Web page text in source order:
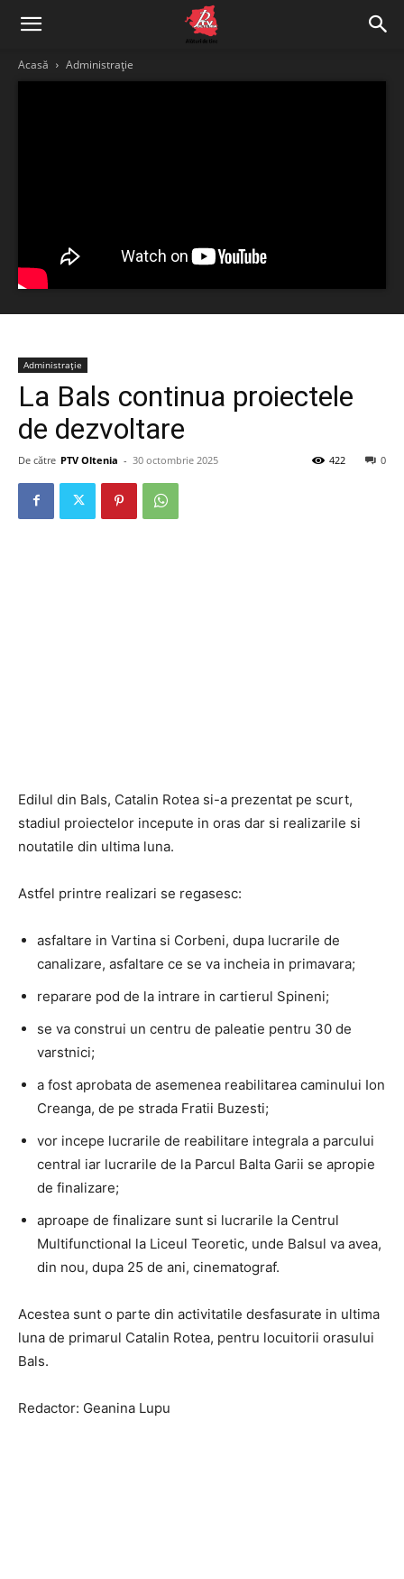
Acasă Administrație
Administrație
La Bals continua proiectele
de dezvoltare
De către PTV Oltenia - 30 octombrie 2025 0
422
Edilul din Bals, Catalin Rotea si-a prezentat pe scurt,
stadiul proiectelor incepute in oras dar si realizarile si
noutatile din ultima luna.
Astfel printre realizari se regasesc:
asfaltare in Vartina si Corbeni, dupa lucrarile de
canalizare, asfaltare ce se va incheia in primavara;
reparare pod de la intrare in cartierul Spineni;
se va construi un centru de paleatie pentru 30 de
varstnici;
a fost aprobata de asemenea reabilitarea caminului Ion
Creanga, de pe strada Fratii Buzesti;
vor incepe lucrarile de reabilitare integrala a parcului
central iar lucrarile de la Parcul Balta Garii se apropie
de finalizare;
aproape de finalizare sunt si lucrarile la Centrul
Multifunctional la Liceul Teoretic, unde Balsul va avea,
din nou, dupa 25 de ani, cinematograf.
Acestea sunt o parte din activitatile desfasurate in ultima
luna de primarul Catalin Rotea, pentru locuitorii orasului
Bals.
Redactor: Geanina Lupu